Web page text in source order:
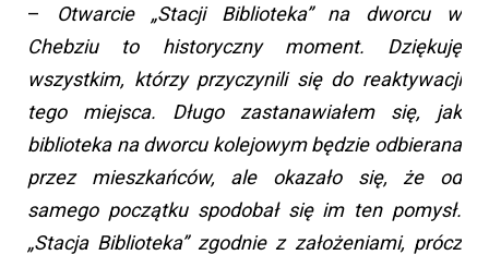
–
Otwarcie „Stacji Biblioteka” na dworcu w
Chebziu to historyczny moment. Dziękuję
wszystkim, którzy przyczynili się do reaktywacji
tego miejsca. Długo zastanawiałem się, jak
biblioteka na dworcu kolejowym będzie odbierana
przez mieszkańców, ale okazało się, że od
samego początku spodobał się im ten pomysł.
„Stacja Biblioteka” zgodnie z założeniami, prócz